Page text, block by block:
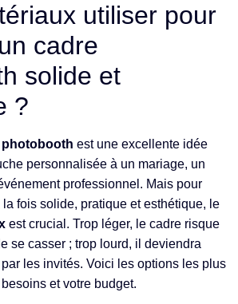
utiliser pour
cadre
solide et
?
est une excellente idée
personnalisée à un mariage, un
professionnel. Mais pour
fois solide, pratique et esthétique, le
est crucial. Trop léger, le cadre risque
se casser ; trop lourd, il deviendra
les invités. Voici les options les plus
et votre budget.